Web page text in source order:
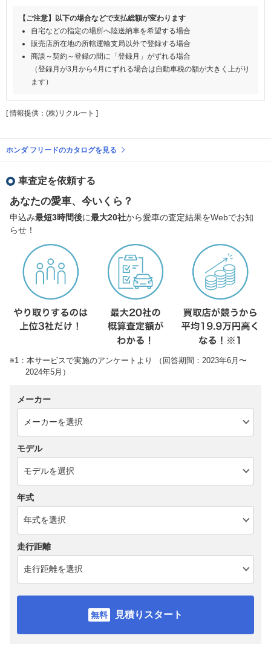
【ご注意】以下の場合などで支払総額が変わります
自宅などの指定の場所へ陸送納車を希望する場合
販売店所在地の所轄運輸支局以外で登録する場合
商談～契約～登録の間に「登録月」がずれる場合
（登録月が3月から4月にずれる場合は自動車税の額が大きく上がり
ます）
[ 情報提供：(株)リクルート ]
ホンダ フリードのカタログを見る
車査定を依頼する
あなたの愛車、今いくら？
申込み最短3時間後に最大20社から愛車の査定結果をWebでお知
らせ！
※1：本サービスで実施のアンケートより （回答期間：2023年6月〜
2024年5月）
メーカー
モデル
年式
走行距離
見積りスタート